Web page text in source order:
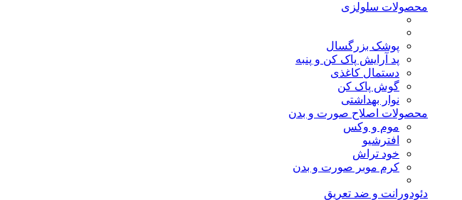
محصولات سلولزی
پوشک بزرگسال
پد آرایش پاک کن و پنبه
دستمال کاغذی
گوش پاک کن
نوار بهداشتی
محصولات اصلاح صورت و بدن
موم و وکس
افترشیو
خود تراش
کرم موبر صورت و بدن
دئودورانت و ضد تعریق